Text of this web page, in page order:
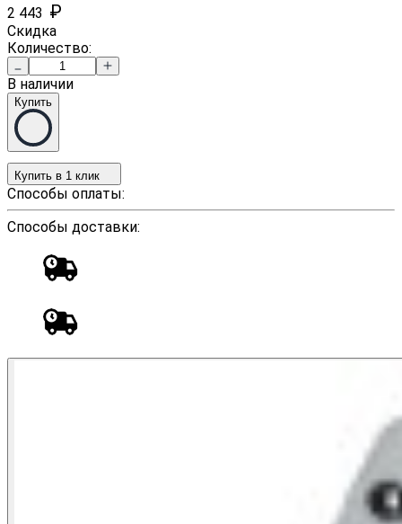
2 443 ₽
Скидка
Количество:
В наличии
Купить
Купить в 1 клик
Способы оплаты:
Способы доставки: